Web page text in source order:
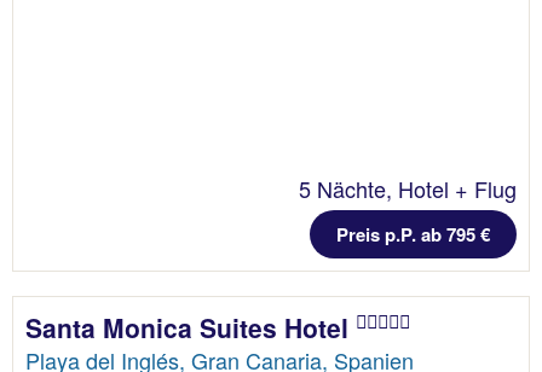
5 Nächte, Hotel + Flug
Preis p.P. ab 795 €
Santa Monica Suites Hotel
Playa del Inglés, Gran Canaria, Spanien